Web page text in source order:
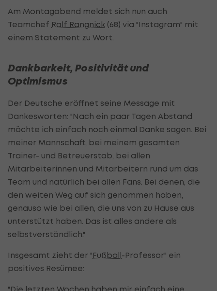
Am Montagabend meldet sich nun auch
Teamchef Ralf Rangnick (68) via "Instagram" mit
einem Statement zu Wort.
Dankbarkeit, Positivität und
Optimismus
Der Deutsche eröffnet seine Message mit
Dankesworten: "Nach ein paar Tagen Abstand
möchte ich einfach noch einmal Danke sagen. Bei
meiner Mannschaft, bei meinem gesamten
Trainer- und Betreuerstab, bei allen
Mitarbeiterinnen und Mitarbeitern rund um das
Team und natürlich bei allen Fans. Bei denen, die
den weiten Weg auf sich genommen haben,
genauso wie bei allen, die uns von zu Hause aus
unterstützt haben. Das ist alles andere als
selbstverständlich."
Insgesamt zieht der "Fußball-Professor" ein
positives Resümee:
"Die letzten Wochen haben mir einfach eine